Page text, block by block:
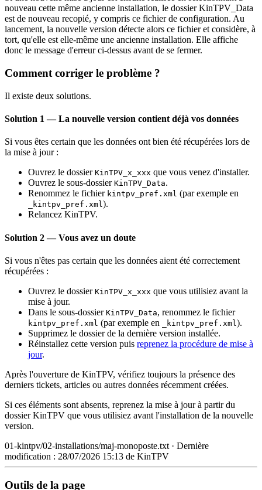
nouveau cette même ancienne installation, le dossier KinTPV_Data
est de nouveau recopié, y compris ce fichier de configuration. Au
lancement, la nouvelle version détecte alors ce fichier et considère, à
tort, qu'elle est elle-même une ancienne installation. Elle affiche
donc le message d'erreur ci-dessus avant de se fermer.
Comment corriger le problème ?
Il existe deux solutions.
Solution 1 — La nouvelle version contient déjà vos données
Si vous êtes certain que les données ont bien été récupérées lors de
la mise à jour :
Ouvrez le dossier KinTPV_x_xxx que vous venez d'installer.
Ouvrez le sous-dossier KinTPV_Data.
Renommez le fichier kintpv_pref.xml (par exemple en
_kintpv_pref.xml).
Relancez KinTPV.
Solution 2 — Vous avez un doute
Si vous n'êtes pas certain que les données aient été correctement
récupérées :
Ouvrez le dossier KinTPV_x_xxx que vous utilisiez avant la
mise à jour.
Dans le sous-dossier KinTPV_Data, renommez le fichier
kintpv_pref.xml (par exemple en _kintpv_pref.xml ).
Supprimez le dossier de la dernière version installée.
Réinstallez cette version puis reprenez la procédure de mise à
jour.
Après l'ouverture de KinTPV, vérifiez toujours la présence des
derniers tickets, articles ou autres données récemment créées.
Si ces éléments sont absents, reprenez la mise à jour à partir du
dossier KinTPV que vous utilisiez avant l'installation de la nouvelle
version.
01-kintpv/02-installations/maj-monoposte.txt · Dernière
modification : 28/07/2026 15:13 de KinTPV
Outils de la page